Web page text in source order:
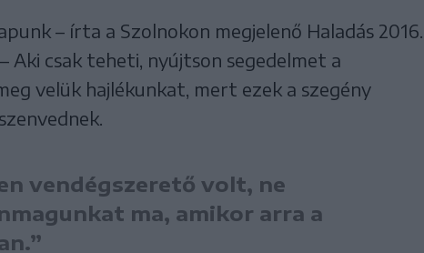
– írta a Szolnokon megjelenő Haladás 2016.
Aki csak teheti, nyújtson segedelmet a
velük hajlékunkat, mert ezek a szegény
vendégszerető volt, ne
ma, amikor arra a